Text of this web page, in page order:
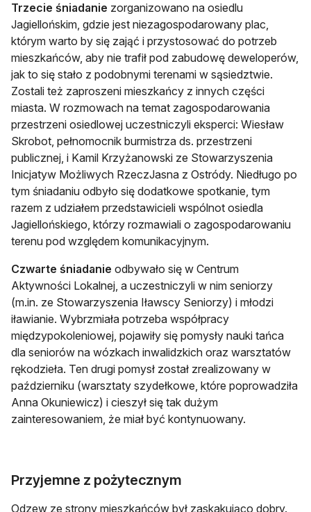
Trzecie śniadanie zorganizowano na osiedlu
Jagiellońskim, gdzie jest niezagospodarowany plac,
którym warto by się zająć i przystosować do potrzeb
mieszkańców, aby nie trafił pod zabudowę deweloperów,
jak to się stało z podobnymi terenami w sąsiedztwie.
Zostali też zaproszeni mieszkańcy z innych części
miasta. W rozmowach na temat zagospodarowania
przestrzeni osiedlowej uczestniczyli eksperci: Wiesław
Skrobot, pełnomocnik burmistrza ds. przestrzeni
publicznej, i Kamil Krzyżanowski ze Stowarzyszenia
Inicjatyw Możliwych RzeczJasna z Ostródy. Niedługo po
tym śniadaniu odbyło się dodatkowe spotkanie, tym
razem z udziałem przedstawicieli wspólnot osiedla
Jagiellońskiego, którzy rozmawiali o zagospodarowaniu
terenu pod względem komunikacyjnym.
Czwarte śniadanie odbywało się w Centrum
Aktywności Lokalnej, a uczestniczyli w nim seniorzy
(m.in. ze Stowarzyszenia Iławscy Seniorzy) i młodzi
iławianie. Wybrzmiała potrzeba współpracy
międzypokoleniowej, pojawiły się pomysły nauki tańca
dla seniorów na wózkach inwalidzkich oraz warsztatów
rękodzieła. Ten drugi pomysł został zrealizowany w
październiku (warsztaty szydełkowe, które poprowadziła
Anna Okuniewicz) i cieszył się tak dużym
zainteresowaniem, że miał być kontynuowany.
Przyjemne z pożytecznym
Odzew ze strony mieszkańców był zaskakująco dobry.